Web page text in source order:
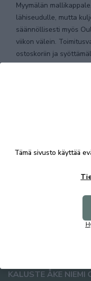
Myymälän
lähiseudulle, mutta
säännöllisesti myös
viikon välein.
ostoskoriin ja
KALUSTE ÅKE NIEMI
Tämä sivusto käyttää